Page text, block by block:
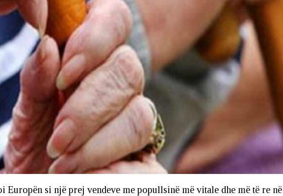
Europën si një prej vendeve me popullsinë më vitale dhe më të re